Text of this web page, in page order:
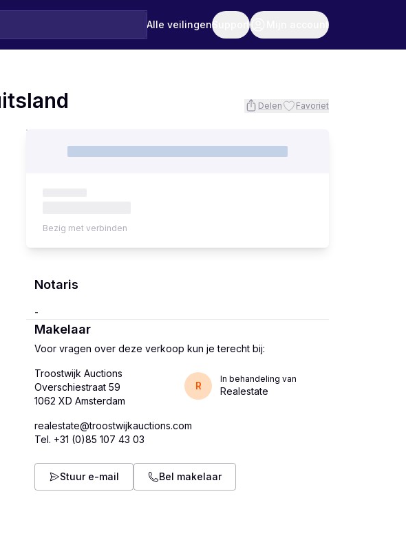
Alle veilingenSupport Mijn account
Delen Favoriet
Bezig met verbinden
Notaris
Makelaar
Voor vragen over deze verkoop kun je terecht bij:
Troostwijk Auctions
Overschiestraat 59
R
In behandeling van
Realestate
realestate@troostwijkauctions.com
Tel. +31 (0)85 107 43 03
Stuur e-mail Bel makelaar